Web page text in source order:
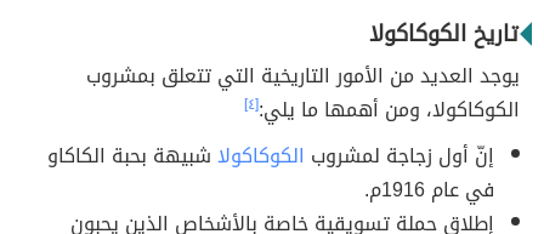
تاريخ الكوكاكولا
يوجد العديد من الأمور التاريخية التي تتعلق بمشروب
الكوكاكولا، ومن أهمها ما يلي:[٤]
إنّ أول زجاجة لمشروب الكوكاكولاشبيهة بحبة الكاكاو
في عام 1916م.
إطلاق حملة تسويقية خاصة بالأشخاص الذين يحبون